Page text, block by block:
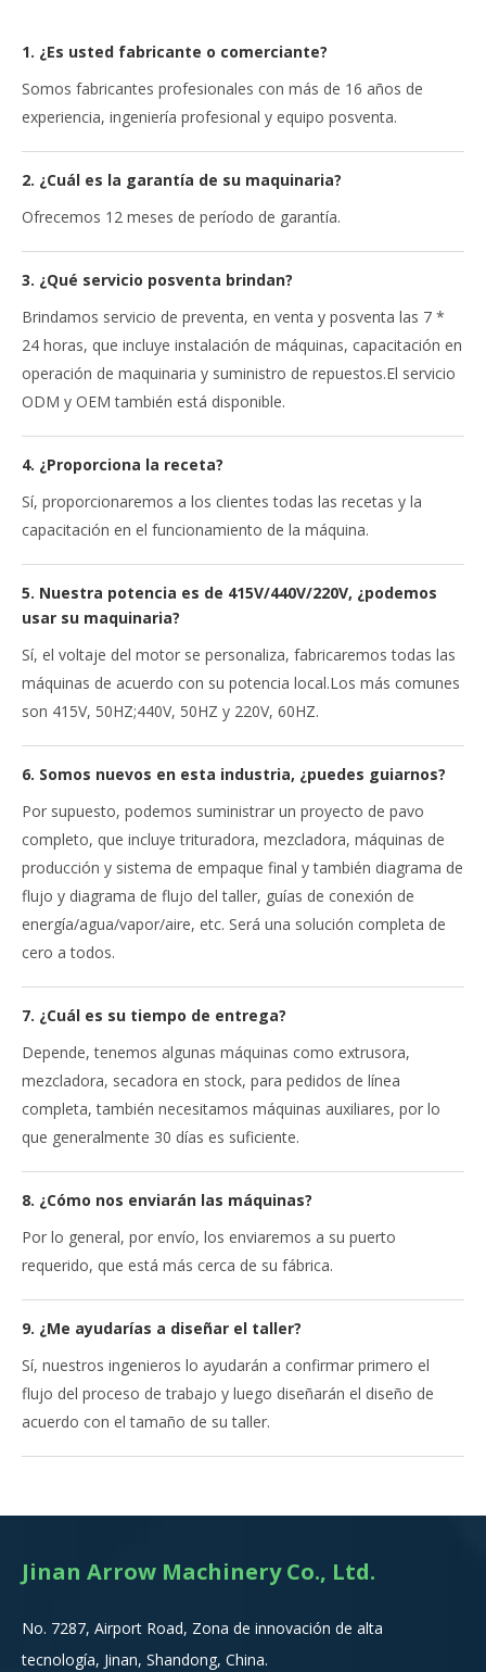
1. ¿Es usted fabricante o comerciante?
Somos fabricantes profesionales con más de 16 años de
experiencia, ingeniería profesional y equipo posventa.
2. ¿Cuál es la garantía de su maquinaria?
Ofrecemos 12 meses de período de garantía.
3. ¿Qué servicio posventa brindan?
Brindamos servicio de preventa, en venta y posventa las 7 *
24 horas, que incluye instalación de máquinas, capacitación en
operación de maquinaria y suministro de repuestos.El servicio
ODM y OEM también está disponible.
4. ¿Proporciona la receta?
Sí, proporcionaremos a los clientes todas las recetas y la
capacitación en el funcionamiento de la máquina.
5. Nuestra potencia es de 415V/440V/220V, ¿podemos
usar su maquinaria?
Sí, el voltaje del motor se personaliza, fabricaremos todas las
máquinas de acuerdo con su potencia local.Los más comunes
son 415V, 50HZ;440V, 50HZ y 220V, 60HZ.
6. Somos nuevos en esta industria, ¿puedes guiarnos?
Por supuesto, podemos suministrar un proyecto de pavo
completo, que incluye trituradora, mezcladora, máquinas de
producción y sistema de empaque final y también diagrama de
flujo y diagrama de flujo del taller, guías de conexión de
energía/agua/vapor/aire, etc. Será una solución completa de
cero a todos.
7. ¿Cuál es su tiempo de entrega?
Depende, tenemos algunas máquinas como extrusora,
mezcladora, secadora en stock, para pedidos de línea
completa, también necesitamos máquinas auxiliares, por lo
que generalmente 30 días es suficiente.
8. ¿Cómo nos enviarán las máquinas?
Por lo general, por envío, los enviaremos a su puerto
requerido, que está más cerca de su fábrica.
9. ¿Me ayudarías a diseñar el taller?
Sí, nuestros ingenieros lo ayudarán a confirmar primero el
flujo del proceso de trabajo y luego diseñarán el diseño de
acuerdo con el tamaño de su taller.
Jinan Arrow Machinery Co., Ltd.
No. 7287, Airport Road, Zona de innovación de alta
tecnología, Jinan, Shandong, China.